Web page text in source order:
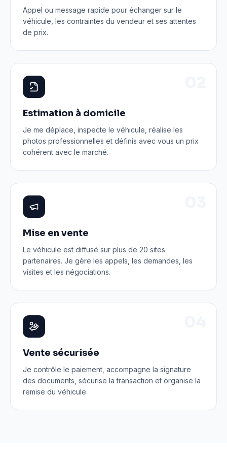
Appel ou message rapide pour échanger sur le
véhicule, les contraintes du vendeur et ses attentes
de prix.
Estimation à domicile
Je me déplace, inspecte le véhicule, réalise les
photos professionnelles et définis avec vous un prix
cohérent avec le marché.
Mise en vente
Le véhicule est diffusé sur plus de 20 sites
partenaires. Je gère les appels, les demandes, les
visites et les négociations.
Vente sécurisée
Je contrôle le paiement, accompagne la signature
des documents, sécurise la transaction et organise la
remise du véhicule.